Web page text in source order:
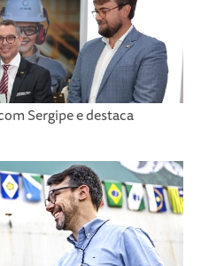
Sergipe e destaca